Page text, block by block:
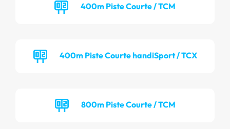
400m Piste Courte / TCM
400m Piste Courte handiSport / TCX
800m Piste Courte / TCM